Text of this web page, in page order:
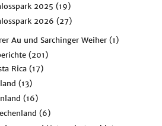
2025 (19)
2026 (27)
Au und Sarchinger Weiher (1)
(201)
Rica (17)
(13)
(16)
(6)